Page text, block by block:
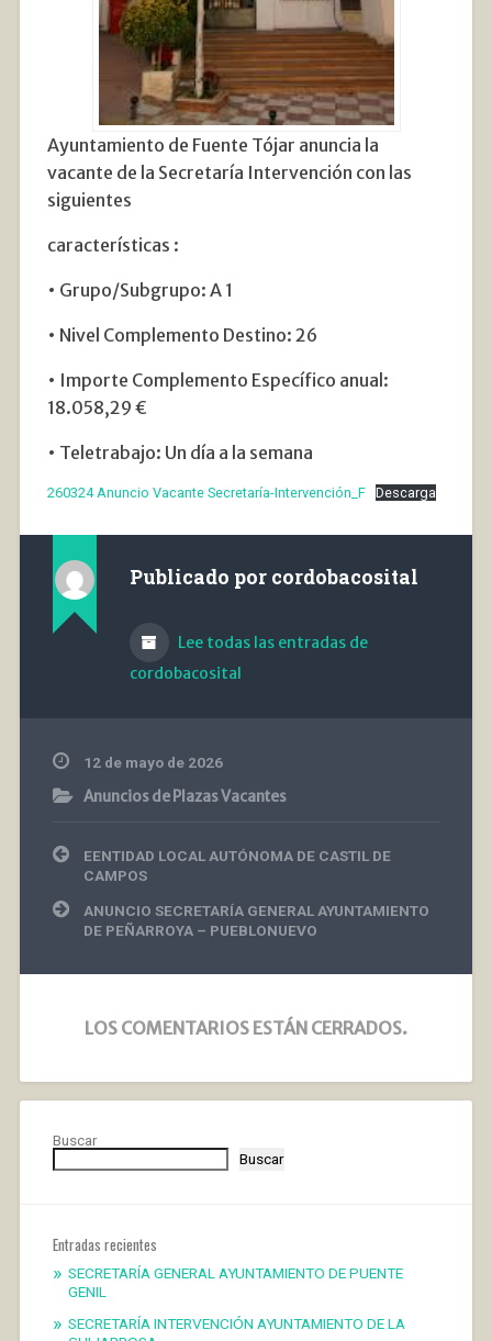
Ayuntamiento de Fuente Tójar anuncia la
vacante de la Secretaría Intervención con las
siguientes
características :
• Grupo/Subgrupo: A 1
• Nivel Complemento Destino: 26
• Importe Complemento Específico anual:
18.058,29 €
• Teletrabajo: Un día a la semana
260324 Anuncio Vacante Secretaría-Intervención_F Descarga
Publicado por cordobacosital
Lee todas las entradas de
cordobacosital
12 de mayo de 2026
Anuncios de Plazas Vacantes
Navegación
de
entradas
EENTIDAD LOCAL AUTÓNOMA DE CASTIL DE
CAMPOS
ANUNCIO SECRETARÍA GENERAL AYUNTAMIENTO
DE PEÑARROYA – PUEBLONUEVO
LOS COMENTARIOS ESTÁN CERRADOS.
Buscar
Buscar
Entradas recientes
SECRETARÍA GENERAL AYUNTAMIENTO DE PUENTE
GENIL
SECRETARÍA INTERVENCIÓN AYUNTAMIENTO DE LA